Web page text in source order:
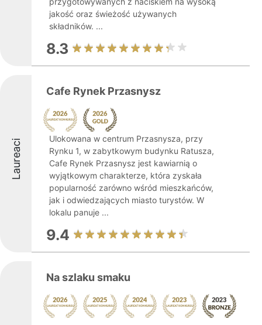
jakość oraz świeżość używanych
składników. ...
8.3
Laureaci
Cafe Rynek Przasnysz
Ulokowana w centrum Przasnysza, przy
Rynku 1, w zabytkowym budynku Ratusza,
Cafe Rynek Przasnysz jest kawiarnią o
wyjątkowym charakterze, która zyskała
popularność zarówno wśród mieszkańców,
jak i odwiedzających miasto turystów. W
lokalu panuje ...
9.4
Na szlaku smaku